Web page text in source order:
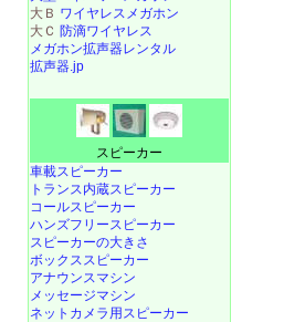
大Ｂ ワイヤレスメガホン
大Ｃ 防滴ワイヤレス
メガホン拡声器レンタル
拡声器.jp
スピーカー
車載スピーカー
トランス内蔵スピーカー
コールスピーカー
ハンズフリースピーカー
スピーカーの大きさ
ボックススピーカー
アナウンスマシン
メッセージマシン
ネットカメラ用スピーカー